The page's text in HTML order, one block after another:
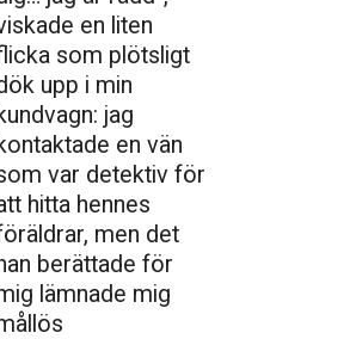
en liten
som plötsligt
upp i min
jag
en vän
var detektiv för
hitta hennes
men det
berättade för
lämnade mig